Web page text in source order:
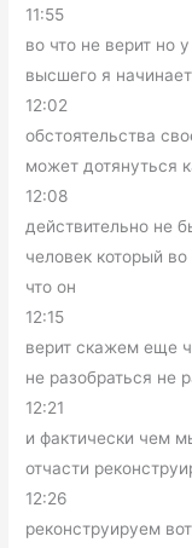
11:55
во что не верит но
высшего я
12:02
обстоятельства
может дотянуться
12:08
действительно не
человек который
что он
12:15
верит скажем еще
не разобраться не
12:21
и фактически чем
отчасти
12:26
реконструируем